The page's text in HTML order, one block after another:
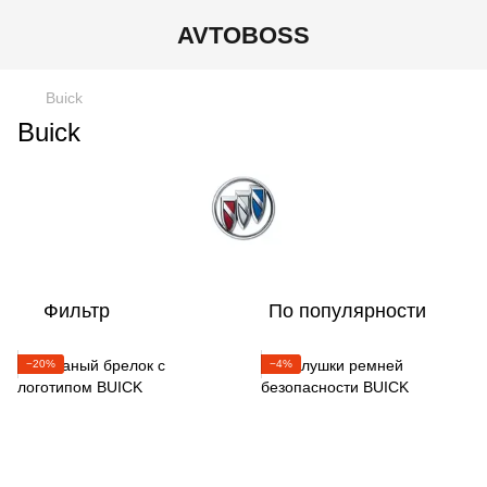
AVTOBOSS
Buick
Buick
Фильтр По популярности
−20% −4%